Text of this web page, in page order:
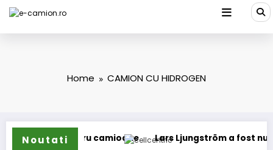
Home CAMION CU HIDROGEN
Noutati
pentru camioane Lars Ljungström a fost numit